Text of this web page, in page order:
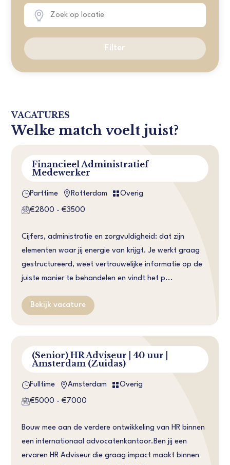
Filter
VACATURES
Welke match voelt juist?
Financieel Administratief
Medewerker
}Parttime  Rotterdam Overig
€2800 - €3500
Cijfers, administratie en zorgvuldigheid: dat zijn
elementen waar jij energie van krijgt. Je werkt graag
gestructureerd, weet vertrouwelijke informatie op de
juiste manier te behandelen en vindt het p...
Bekijk vacature
(Senior) HR Adviseur | 40 uur |
Amsterdam (Zuidas)
}Fulltime Amsterdam Overig
€5000 - €7000
Bouw mee aan de verdere ontwikkeling van HR binnen
een internationaal advocatenkantoor.Ben jij een
ervaren HR Adviseur die graag impact maakt binnen